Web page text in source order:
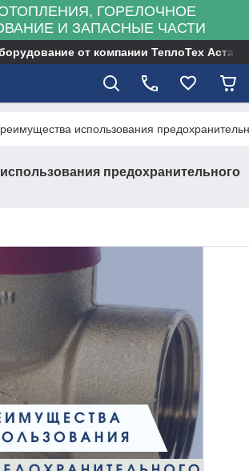
ГОРЕЛОЧНОЕ
И ЗАПАСНЫЕ ЧАСТИ
от компании ТеплоТех Астана
использования
предохранительного